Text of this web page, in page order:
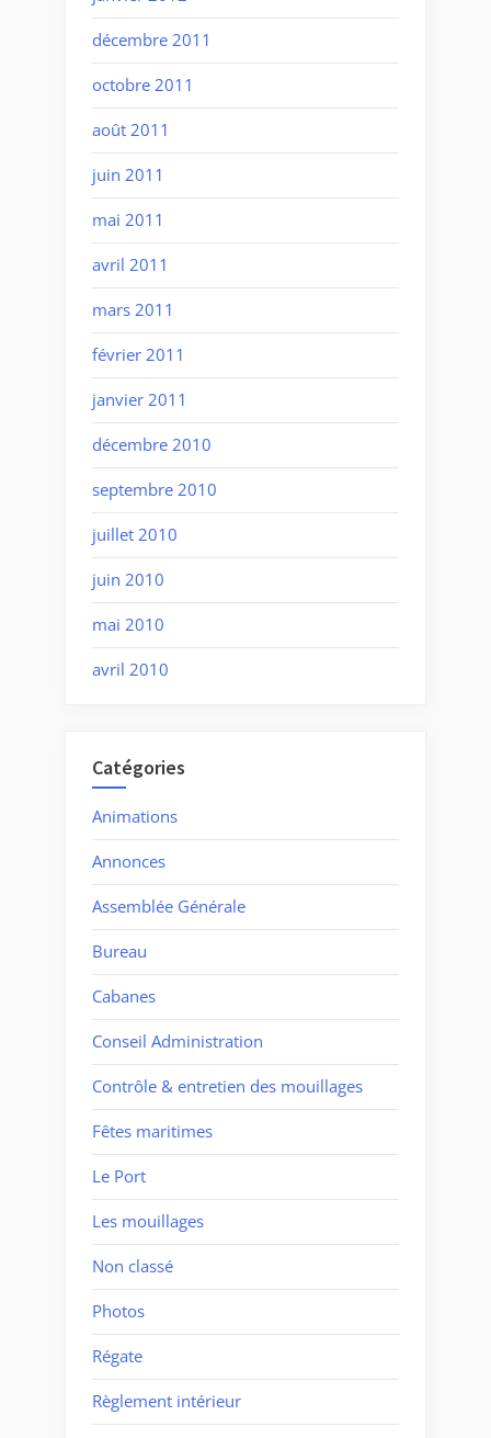
décembre 2011
octobre 2011
août 2011
juin 2011
mai 2011
avril 2011
mars 2011
février 2011
janvier 2011
décembre 2010
septembre 2010
juillet 2010
juin 2010
mai 2010
avril 2010
Catégories
Animations
Annonces
Assemblée Générale
Bureau
Cabanes
Conseil Administration
Contrôle & entretien des mouillages
Fêtes maritimes
Le Port
Les mouillages
Non classé
Photos
Régate
Règlement intérieur